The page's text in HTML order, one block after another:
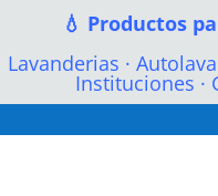
💧 Productos
Lavanderias ·
Instituciones ·